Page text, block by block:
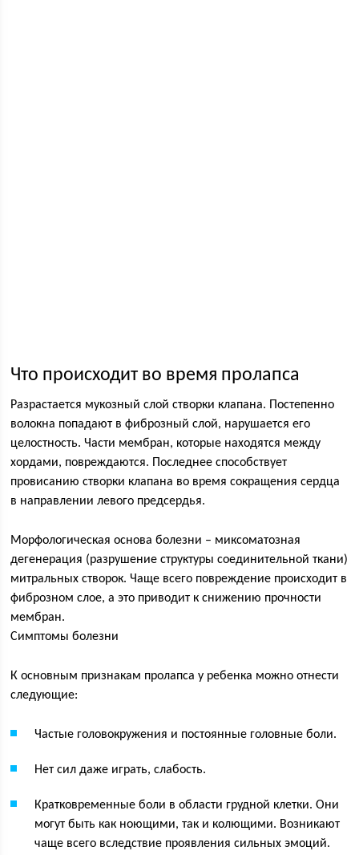
Что происходит во время пролапса
Разрастается мукозный слой створки клапана. Постепенно
волокна попадают в фиброзный слой, нарушается его
целостность. Части мембран, которые находятся между
хордами, повреждаются. Последнее способствует
провисанию створки клапана во время сокращения сердца
в направлении левого предсердья.
Морфологическая основа болезни – миксоматозная
дегенерация (разрушение структуры соединительной ткани)
митральных створок. Чаще всего повреждение происходит в
фиброзном слое, а это приводит к снижению прочности
мембран.
Симптомы болезни
К основным признакам пролапса у ребенка можно отнести
следующие:
Частые головокружения и постоянные головные боли.
Нет сил даже играть, слабость.
Кратковременные боли в области грудной клетки. Они
могут быть как ноющими, так и колющими. Возникают
чаще всего вследствие проявления сильных эмоций.